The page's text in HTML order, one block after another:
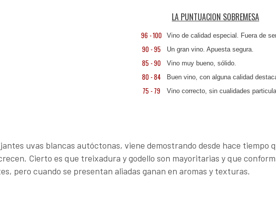
LA PUNTUACION SOBREMESA
96 - 100 Vino de calidad especial. Fuera de
90 - 95 Un gran vino. Apuesta segura.
85 - 90 Vino muy bueno, sólido.
80 - 84 Buen vino, con alguna calidad
75 - 79 Vino correcto, sin cualidades
uvas blancas autóctonas, viene demostrando desde hace tiempo
Cierto es que treixadura y godello son mayoritarias y que
pero cuando se presentan aliadas ganan en aromas y texturas.